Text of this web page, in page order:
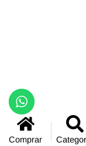
Comprar